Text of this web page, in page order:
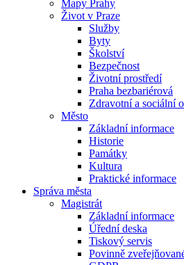
Mapy Prahy
Život v Praze
Služby
Byty
Školství
Bezpečnost
Životní prostředí
Praha bezbariérová
Zdravotní a sociální
Město
Základní informace
Historie
Památky
Kultura
Praktické informace
Správa města
Magistrát
Základní informace
Úřední deska
Tiskový servis
Povinně